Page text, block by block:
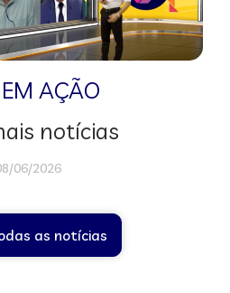
AÇÃO
notícias
06/2026
as notícias